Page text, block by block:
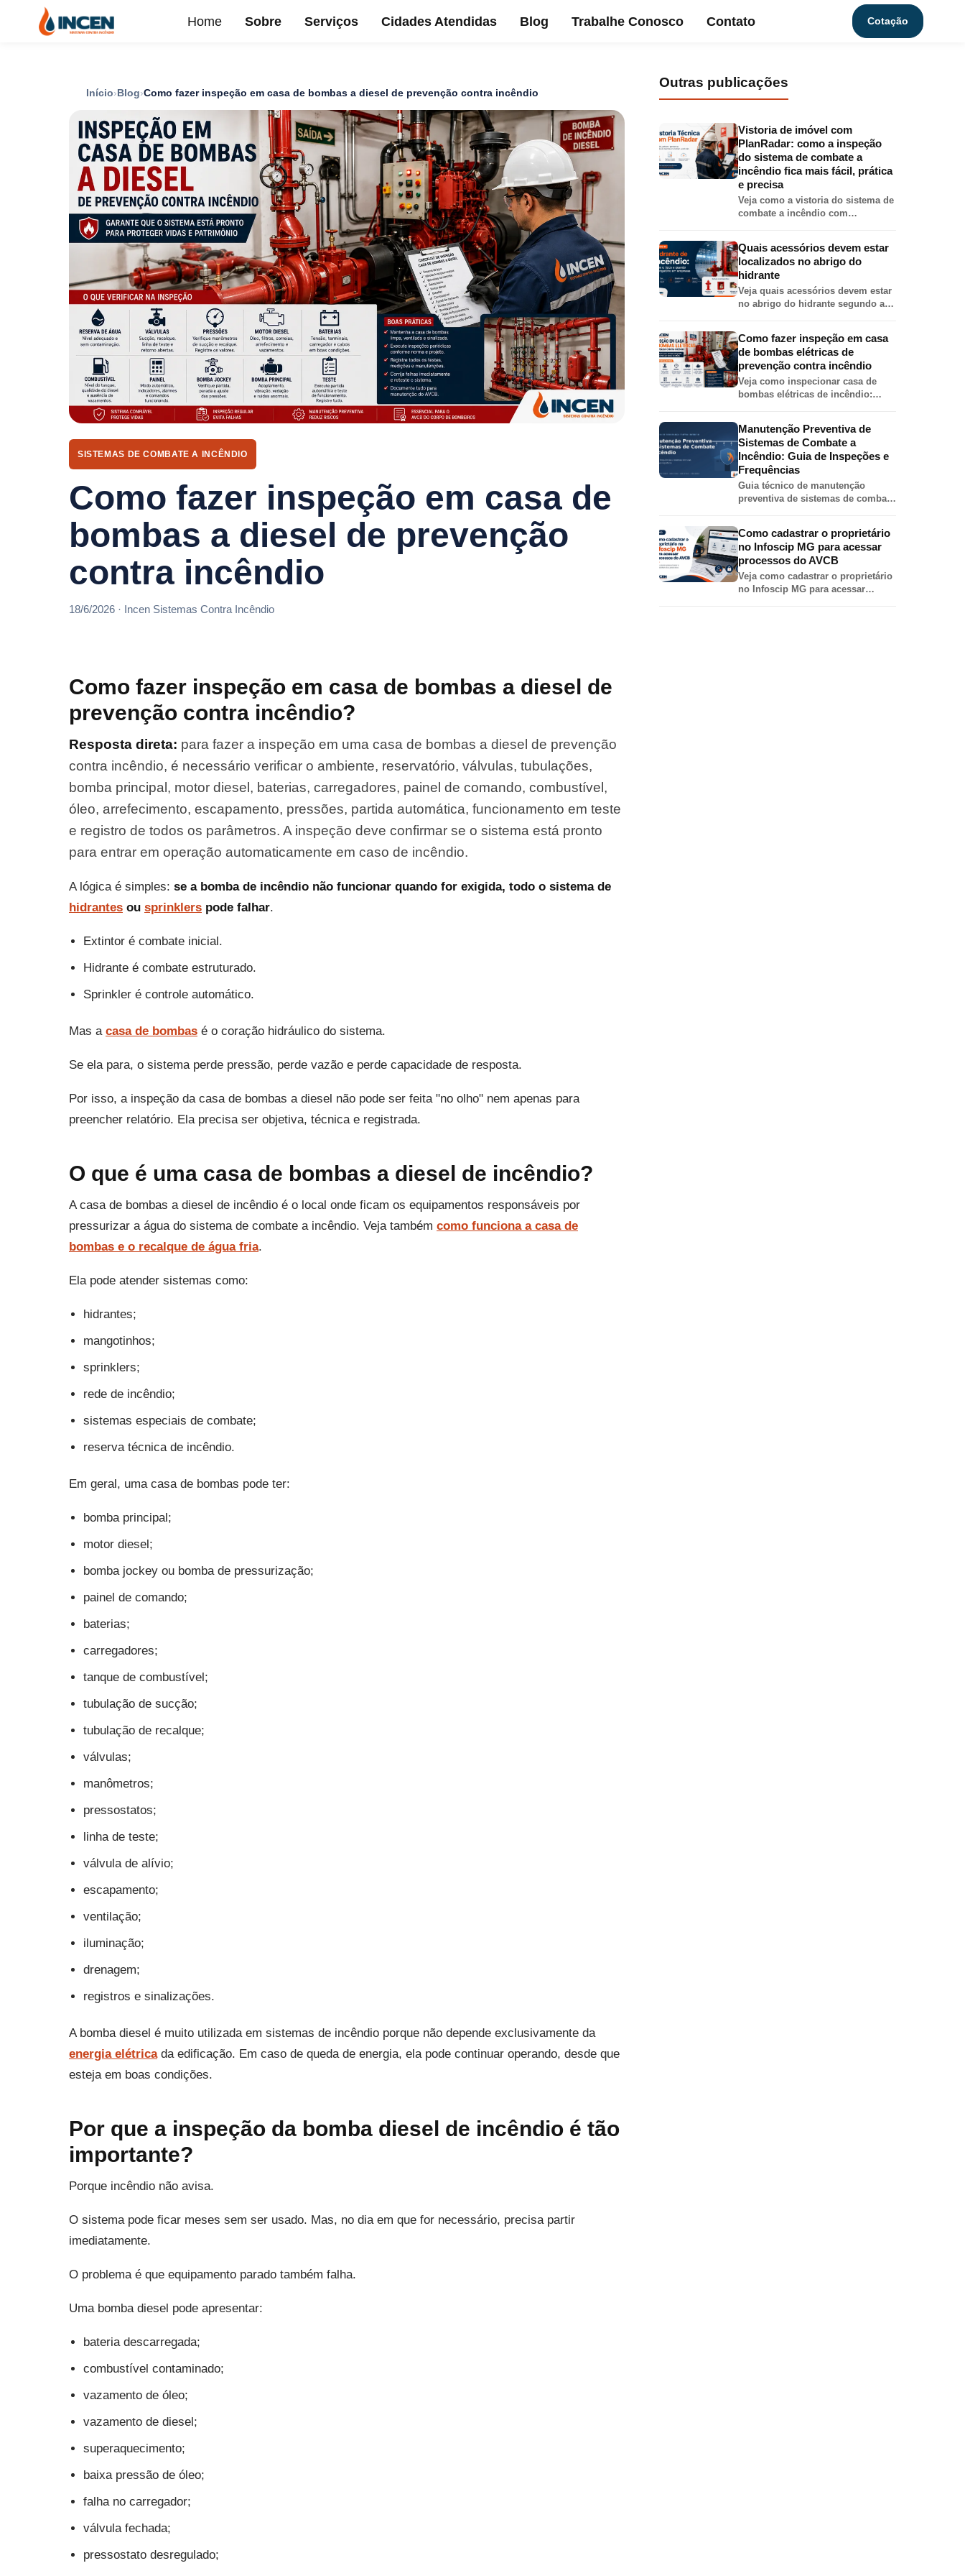
Home Sobre Serviços Cidades Atendidas Blog Trabalhe Conosco Contato Cotação
Início Blog Como fazer inspeção em casa de bombas a diesel de prevenção contra incêndio
SISTEMAS DE COMBATE A INCÊNDIO
Como fazer inspeção em casa de
bombas a diesel de prevenção
contra incêndio
18/6/2026 · Incen Sistemas Contra Incêndio
Como fazer inspeção em casa de bombas a diesel de
prevenção contra incêndio?
Resposta direta: para fazer a inspeção em uma casa de bombas a diesel de prevenção
contra incêndio, é necessário verificar o ambiente, reservatório, válvulas, tubulações,
bomba principal, motor diesel, baterias, carregadores, painel de comando, combustível,
óleo, arrefecimento, escapamento, pressões, partida automática, funcionamento em teste
e registro de todos os parâmetros. A inspeção deve confirmar se o sistema está pronto
para entrar em operação automaticamente em caso de incêndio.
A lógica é simples: se a bomba de incêndio não funcionar quando for exigida, todo o sistema de
hidrantes ou sprinklers pode falhar.
Extintor é combate inicial.
Hidrante é combate estruturado.
Sprinkler é controle automático.
Mas a casa de bombas é o coração hidráulico do sistema.
Se ela para, o sistema perde pressão, perde vazão e perde capacidade de resposta.
Por isso, a inspeção da casa de bombas a diesel não pode ser feita "no olho" nem apenas para
preencher relatório. Ela precisa ser objetiva, técnica e registrada.
O que é uma casa de bombas a diesel de incêndio?
A casa de bombas a diesel de incêndio é o local onde ficam os equipamentos responsáveis por
pressurizar a água do sistema de combate a incêndio. Veja também como funciona a casa de
bombas e o recalque de água fria.
Ela pode atender sistemas como:
hidrantes;
mangotinhos;
sprinklers;
rede de incêndio;
sistemas especiais de combate;
reserva técnica de incêndio.
Em geral, uma casa de bombas pode ter:
bomba principal;
motor diesel;
bomba jockey ou bomba de pressurização;
painel de comando;
baterias;
carregadores;
tanque de combustível;
tubulação de sucção;
tubulação de recalque;
válvulas;
manômetros;
pressostatos;
linha de teste;
válvula de alívio;
escapamento;
ventilação;
iluminação;
drenagem;
registros e sinalizações.
A bomba diesel é muito utilizada em sistemas de incêndio porque não depende exclusivamente da
energia elétricada edificação. Em caso de queda de energia, ela pode continuar operando, desde que
esteja em boas condições.
Por que a inspeção da bomba diesel de incêndio é tão
importante?
Porque incêndio não avisa.
O sistema pode ficar meses sem ser usado. Mas, no dia em que for necessário, precisa partir
imediatamente.
O problema é que equipamento parado também falha.
Uma bomba diesel pode apresentar:
bateria descarregada;
combustível contaminado;
vazamento de óleo;
vazamento de diesel;
superaquecimento;
baixa pressão de óleo;
falha no carregador;
válvula fechada;
pressostato desregulado;
Outras publicações
Vistoria de imóvel com
PlanRadar: como a inspeção
do sistema de combate a
incêndio fica mais fácil, prática
e precisa
Veja como a vistoria do sistema de
combate a incêndio com
fotos, localização em planta,
checklist e PDF técnico.
Quais acessórios devem estar
localizados no abrigo do
hidrante
Veja quais acessórios devem estar
no abrigo do hidrante segundo a
válvula angular, adaptador e
tampão.
Como fazer inspeção em casa
de bombas elétricas de
prevenção contra incêndio
Veja como inspecionar casa de
bombas elétricas de incêndio:
elétrica e teste automático.
Manutenção Preventiva de
Sistemas de Combate a
Incêndio: Guia de Inspeções e
Frequências
Guia técnico de manutenção
preventiva de sistemas de combate
extintores e alarme por norma.
Como cadastrar o proprietário
no Infoscip MG para acessar
processos do AVCB
Veja como cadastrar o proprietário
no Infoscip MG para acessar